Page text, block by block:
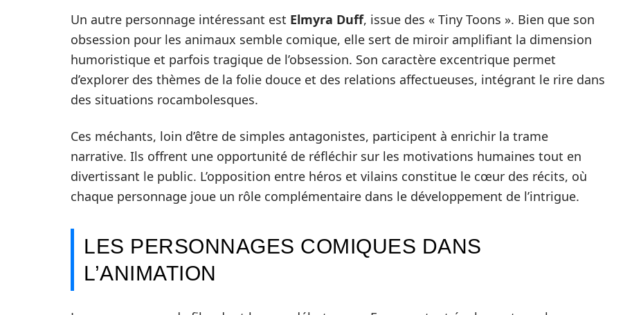
Un autre personnage intéressant est Elmyra Duff, issue des « Tiny Toons ». Bien que son
obsession pour les animaux semble comique, elle sert de miroir amplifiant la dimension
humoristique et parfois tragique de l’obsession. Son caractère excentrique permet
d’explorer des thèmes de la folie douce et des relations affectueuses, intégrant le rire dans
des situations rocambolesques.
Ces méchants, loin d’être de simples antagonistes, participent à enrichir la trame
narrative. Ils offrent une opportunité de réfléchir sur les motivations humaines tout en
divertissant le public. L’opposition entre héros et vilains constitue le cœur des récits, où
chaque personnage joue un rôle complémentaire dans le développement de l’intrigue.
LES PERSONNAGES COMIQUES DANS
L’ANIMATION